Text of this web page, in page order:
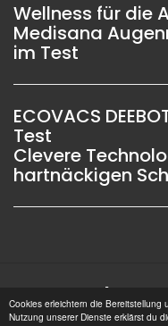
Cookies erleichtern die Bereitstellung
Nutzung unserer Dienste erklärst du
Wellness für die
Medisana
im Test
ECOVACS
Test
Clevere
hartnäckigen
Impressum |
2026 OSW-Medien